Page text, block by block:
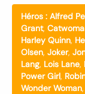
Héros : Alfred
Grant,
Harley Quinn,
Olsen, Joker,
Lang, Lois Lane,
Power Girl,
Wonder Woman,